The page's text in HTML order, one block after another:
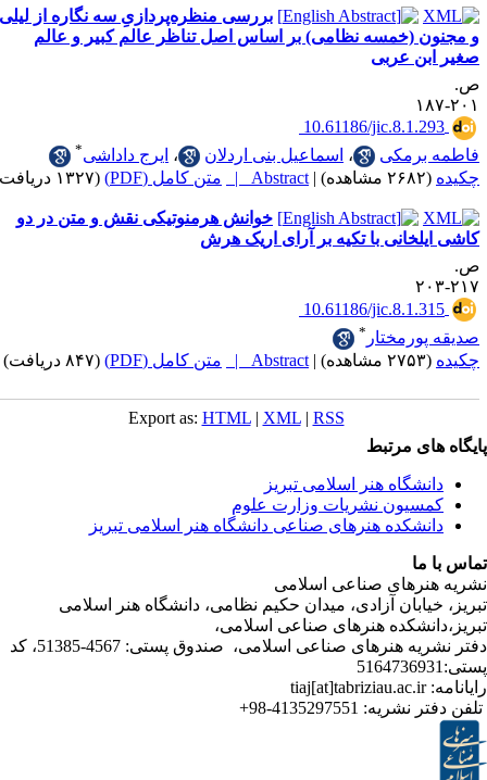
بررسی منظره‌پردازیِ سه نگاره از لیلی
(خمسه نظامی) بر اساس اصل تناظر عالم کبیر و عالم
عربی
10.61186/
،اسماعیل بنی اردلان ،ایرج داداشی
|
Abstract | متن کامل (PDF) (۱۳۲۷ دریافت)
خوانش هرمنوتیکی نقش و متن در دو
با تکیه بر آرای اریک هرش
10.61186/
|
Abstract | متن کامل (PDF) (۸۴۷ دریافت)
Export as:HTML|XML
مرتبط
هنر اسلامی تبریز
نشریات وزارت علوم
هنرهای صناعی دانشگاه هنر اسلامی تبریز
صناعی اسلامی
آزادی، میدان حکیم نظامی، دانشگاه هنر اسلامی
هنرهای صناعی اسلامی،
دفتر نشریه هنرهای صناعی اسلامی، صندوق پستی: 4567-51385، کد
نشریه:4135297551-98+